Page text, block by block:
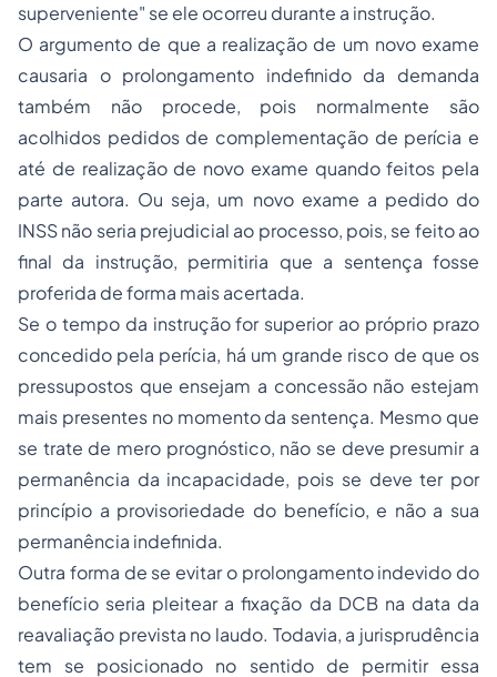
superveniente" se ele ocorreu durante a instrução.
O argumento de que a realização de um novo exame
causaria o prolongamento indefinido da demanda
também não procede, pois normalmente são
acolhidos pedidos de complementação de perícia e
até de realização de novo exame quando feitos pela
parte autora. Ou seja, um novo exame a pedido do
INSS não seria prejudicial ao processo, pois, se feito ao
final da instrução, permitiria que a sentença fosse
proferida de forma mais acertada.
Se o tempo da instrução for superior ao próprio prazo
concedido pela perícia, há um grande risco de que os
pressupostos que ensejam a concessão não estejam
mais presentes no momento da sentença. Mesmo que
se trate de mero prognóstico, não se deve presumir a
permanência da incapacidade, pois se deve ter por
princípio a provisoriedade do benefício, e não a sua
permanência indefinida.
Outra forma de se evitar o prolongamento indevido do
benefício seria pleitear a fixação da DCB na data da
reavaliação prevista no laudo. Todavia, a jurisprudência
tem se posicionado no sentido de permitir essa